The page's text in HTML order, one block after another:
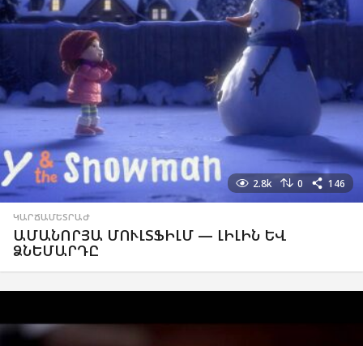
2.8k 0 146
ԿԱՐՃԱՄԵՏՐԱԺ
ԱՄԱՆՈՐՅԱ ՄՈՒԼՏՖԻԼՄ — ԼԻԼԻՆ ԵՎ
ՁՆԵՄԱՐԴԸ